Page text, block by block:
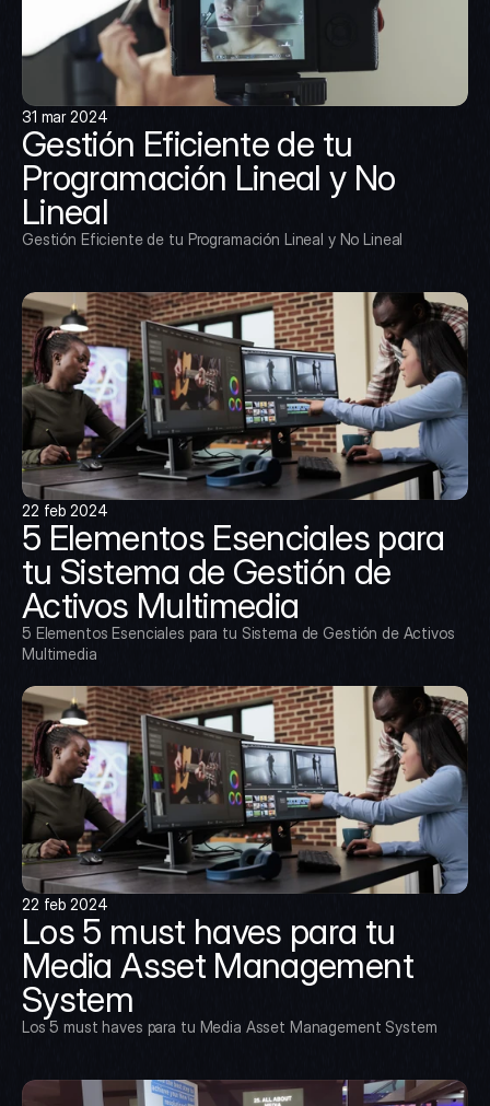
31 mar 2024
Gestión Eficiente de tu
Programación Lineal y No
Lineal
Gestión Eficiente de tu Programación Lineal y No Lineal
22 feb 2024
5 Elementos Esenciales para
tu Sistema de Gestión de
Activos Multimedia
5 Elementos Esenciales para tu Sistema de Gestión de Activos
Multimedia
22 feb 2024
Los 5 must haves para tu
Media Asset Management
System
Los 5 must haves para tu Media Asset Management System